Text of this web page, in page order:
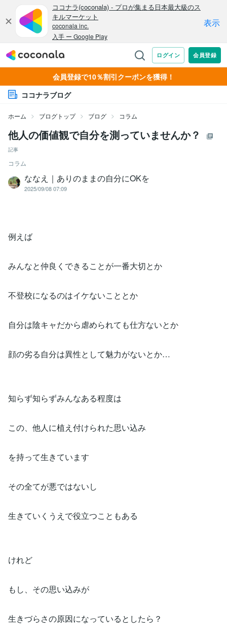
会員登録で10％割引クーポンを獲得！
ココナラブログ
ホーム ブログトップ ブログ コラム
他人の価値観で自分を測っていませんか？
記事
コラム
ななえ｜ありのままの自分にOKを
2025/09/08 07:09
例えば
みんなと仲良くできることが一番大切とか
不登校になるのはイケないこととか
自分は陰キャだから虐められても仕方ないとか
顔の劣る自分は異性として魅力がないとか…
知らず知らずみんなある程度は
この、他人に植え付けられた思い込み
を持って生きています
その全てが悪ではないし
生きていくうえで役立つこともある
けれど
もし、その思い込みが
生きづらさの原因になっているとしたら？